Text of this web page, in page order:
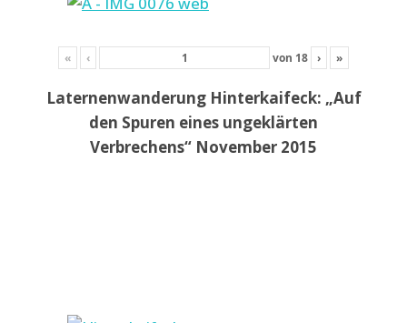
« ‹ von 18 › »
Laternenwanderung Hinterkaifeck: „Auf
den Spuren eines ungeklärten
Verbrechens“ November 2015